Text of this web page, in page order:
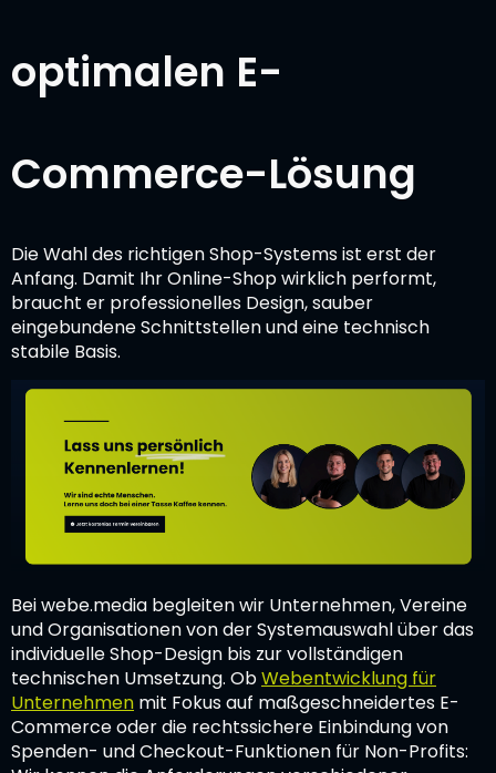
optimalen E-
Commerce-Lösung
Die Wahl des richtigen Shop-Systems ist erst der
Anfang. Damit Ihr Online-Shop wirklich performt,
braucht er professionelles Design, sauber
eingebundene Schnittstellen und eine technisch
stabile Basis.
Bei webe.media begleiten wir Unternehmen, Vereine
und Organisationen von der Systemauswahl über das
individuelle Shop-Design bis zur vollständigen
technischen Umsetzung. ObWebentwicklung für
Unternehmen mit Fokus auf maßgeschneidertes E-
Commerce oder die rechtssichere Einbindung von
Spenden- und Checkout-Funktionen für Non-Profits: